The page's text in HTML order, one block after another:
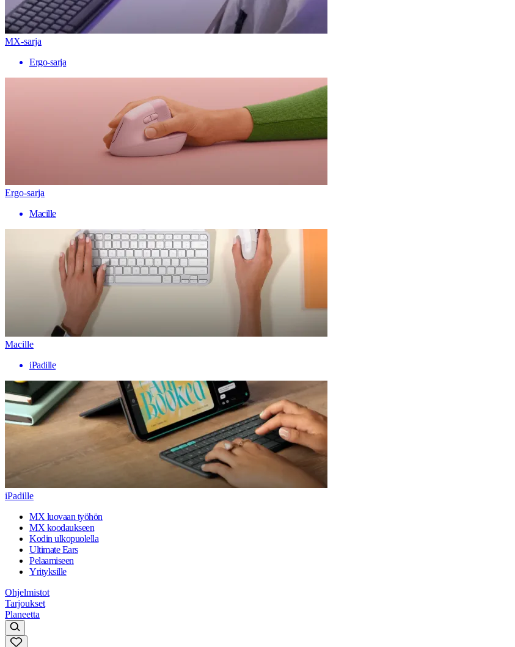
MX-sarja
Ergo-sarja
Ergo-sarja
Macille
Macille
iPadille
iPadille
MX luovaan työhön
MX koodaukseen
Kodin ulkopuolella
Ultimate Ears
Pelaamiseen
Yrityksille
Ohjelmistot
Tarjoukset
Planeetta